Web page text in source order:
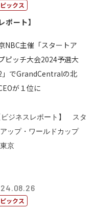
ックス
レポート】
NBC主催「スタートア
ピッチ大会2024予選大
」でGrandCentralの北
が１位に
ックス